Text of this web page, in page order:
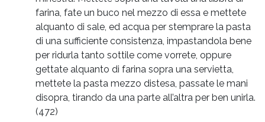
farina, fate un buco nel mezzo di essa e mettete
alquanto di sale, ed acqua per stemprare la pasta
di una sufficiente consistenza, impastandola bene
per ridurla tanto sottile come vorrete, oppure
gettate alquanto di farina sopra una servietta,
mettete la pasta mezzo distesa, passate le mani
disopra, tirando da una parte all’altra per ben unirla.
(472)